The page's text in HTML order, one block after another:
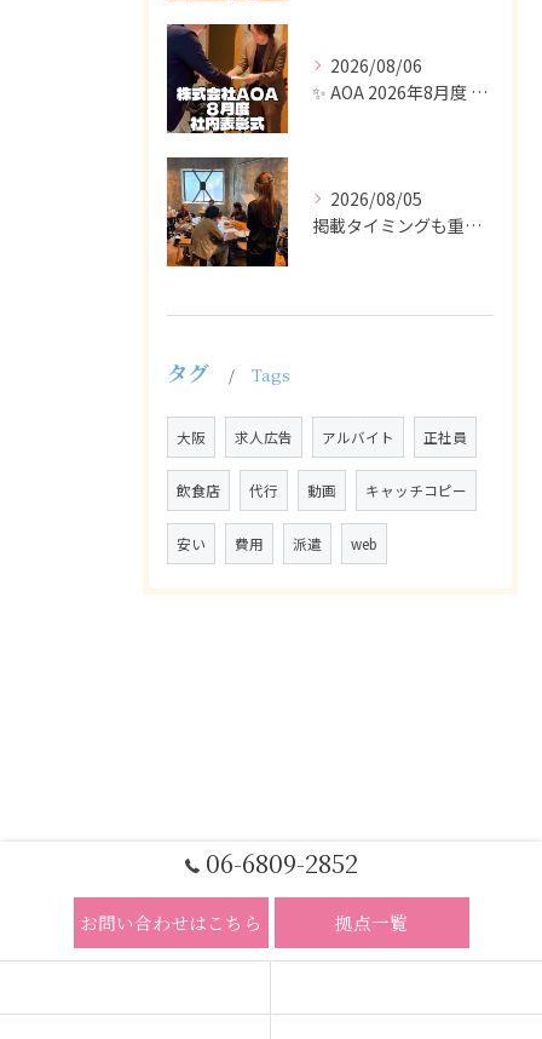
2026/08/06
✨ AOA 2026年8月度 表彰式レポート ✨
2026/08/05
掲載タイミングも重要で、業界動向や求職者の活動時期に合わせて...
タグ Tags
大阪 求人広告 アルバイト 正社員
飲食店 代行 動画 キャッチコピー
安い 費用 派遣 web
06-6809-2852
お問い合わせはこちら 拠点一覧